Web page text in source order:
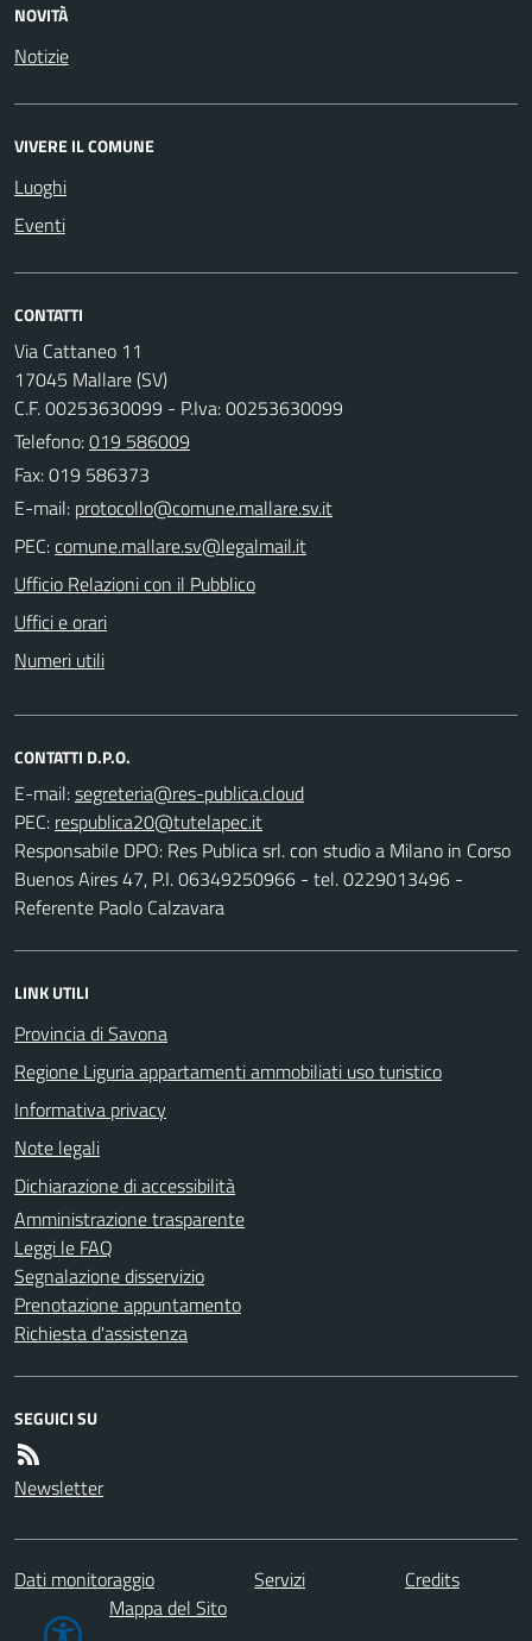
NOVITÀ
Notizie
VIVERE IL COMUNE
Luoghi
Eventi
CONTATTI
Via Cattaneo 11
17045 Mallare (SV)
C.F. 00253630099 - P.Iva: 00253630099
Telefono:019 586009
Fax: 019 586373
E-mail:
PEC:
Ufficio Relazioni con il Pubblico
Uffici e orari
Numeri utili
CONTATTI D.P.O.
E-mail:
PEC:
Responsabile DPO: Res Publica srl. con studio a Milano in Corso
Buenos Aires 47, P.I. 06349250966 - tel. 0229013496 -
Referente Paolo Calzavara
LINK UTILI
Provincia di Savona
Regione Liguria appartamenti ammobiliati uso turistico
Informativa privacy
Note legali
Dichiarazione di accessibilità
Amministrazione trasparente
Leggi le FAQ
Segnalazione disservizio
Prenotazione appuntamento
Richiesta d'assistenza
SEGUICI SU
Newsletter
Dati monitoraggio Servizi
Credits
Mappa del Sito